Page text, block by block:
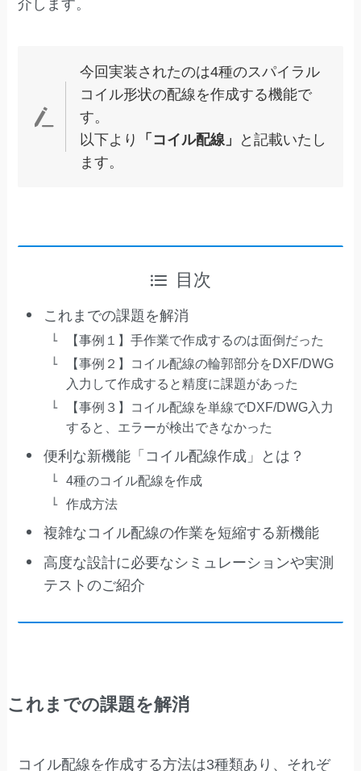
介します。
今回実装されたのは4種のスパイラル
コイル形状の配線を作成する機能で
す。
以下より
「コイル配線」
と記載いたし
ます。
目次
これまでの課題を解消
【事例１】手作業で作成するのは面倒だった
【事例２】コイル配線の輪郭部分をDXF/DWG
入力して作成すると精度に課題があった
【事例３】コイル配線を単線でDXF/DWG入力
すると、エラーが検出できなかった
便利な新機能「コイル配線作成」とは？
4種のコイル配線を作成
作成方法
複雑なコイル配線の作業を短縮する新機能
高度な設計に必要なシミュレーションや実測
テストのご紹介
これまでの課題を解消
コイル配線を作成する方法は3種類あり、それぞ